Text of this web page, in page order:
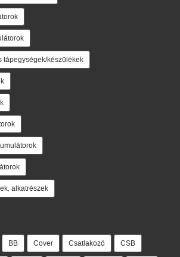
tápegységek/készülékek
alkatrészek
BB Cover Csatlakozó CSB